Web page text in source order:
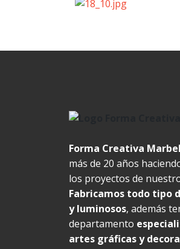
Forma Creativa
más de 20 años
los proyectos de
Fabricamos todo tipo
y luminosos, además
departamento
artes gráficas y